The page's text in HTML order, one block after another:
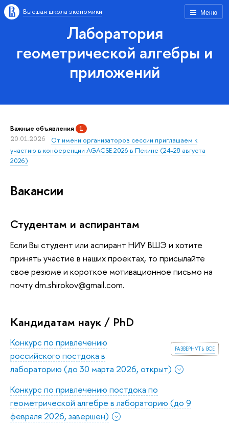
Меню
Высшая школа экономики
Лаборатория
геометрической алгебры и
приложений
Важные объявления 1
20.01.2026
От имени организаторов сессии приглашаем к
участию в конференции AGACSE 2026 в Пекине (24-28 августа
2026)
Вакансии
Студентам и аспирантам
Если Вы студент или аспирант НИУ ВШЭ и хотите
принять участие в наших проектах, то присылайте
свое резюме и короткое мотивационное письмо на
почту dm.shirokov@gmail.com.
Кандидатам наук / PhD
развернуть все
Конкурс по привлечению
российского постдока в
лабораторию (до 30 марта 2026, открыт)
Конкурс по привлечению постдока по
геометрической алгебре в лабораторию (до 9
февраля 2026, завершен)